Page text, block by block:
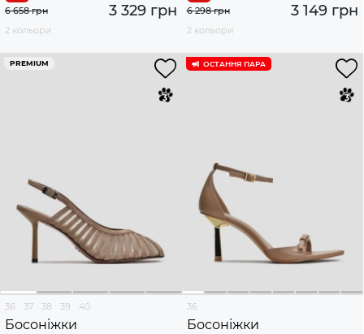
3 329 грн
6 658 грн
2 кольори
3 149 грн
6 298 грн
2 кольори
PREMIUM
36 37 38 39 40
Босоніжки
ОСТАННЯ ПАРА
36
Босоніжки